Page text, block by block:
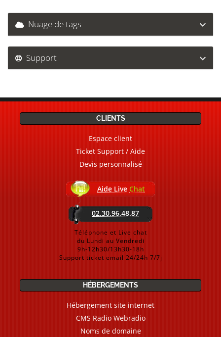
Nuage de tags
Support
CLIENTS
Espace client
Ticket Support / Aide
Devis personnalisé
Aide Live Chat
02.30.96.48.87
Téléphone et Live chat
du Lundi au Vendredi
9h-12h30/13h30-18h
Support ticket email 24/24h 7/7j
HÉBERGEMENTS
Hébergement site internet
CMS Radio Webradio
Noms de domaine